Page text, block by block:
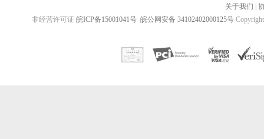
关于我们
非经营许可证 皖ICP备15001041号 皖公网安备 34102402000125号